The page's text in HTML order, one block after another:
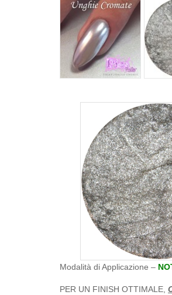
Modalità di Applicazione –
PER UN FINISH OTTIMALE,